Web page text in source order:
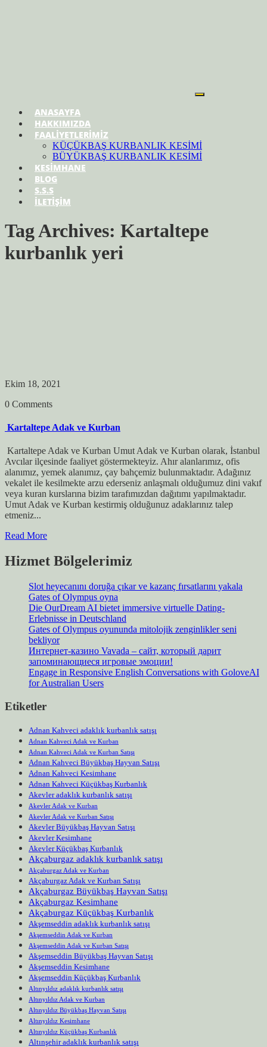
ANASAYFA
HAKKIMIZDA
FAALİYETLERİMİZ
KÜÇÜKBAŞ KURBANLIK KESİMİ
BÜYÜKBAŞ KURBANLIK KESİMİ
KESİMHANE
BLOG
S.S.S
İLETİŞİM
Tag Archives: Kartaltepe
kurbanlık yeri
Ekim 18, 2021
0 Comments
Kartaltepe Adak ve Kurban
Kartaltepe Adak ve Kurban Umut Adak ve Kurban olarak, İstanbul
Avcılar ilçesinde faaliyet göstermekteyiz. Ahır alanlarımız, ofis
alanımız, yemek alanımız, çay bahçemiz bulunmaktadır. Adağınız
vekalet ile kesilmekte arzu ederseniz anlaşmalı olduğumuz dini vakıf
veya kuran kurslarına bizim tarafımızdan dağıtımı yapılmaktadır.
Umut Adak ve Kurban kestirmiş olduğunuz adaklarınız talep
etmeniz...
Read More
Hizmet Bölgelerimiz
Slot heyecanını doruğa çıkar ve kazanç fırsatlarını yakala
Gates of Olympus oyna
Die OurDream AI bietet immersive virtuelle Dating-
Erlebnisse in Deutschland
Gates of Olympus oyununda mitolojik zenginlikler seni
bekliyor
Интернет-казино Vavada – сайт, который дарит
запоминающиеся игровые эмоции!
Engage in Responsive English Conversations with GoloveAI
for Australian Users
Etiketler
Adnan Kahveci adaklık kurbanlık satışı
Adnan Kahveci Adak ve Kurban
Adnan Kahveci Adak ve Kurban Satışı
Adnan Kahveci Büyükbaş Hayvan Satışı
Adnan Kahveci Kesimhane
Adnan Kahveci Küçükbaş Kurbanlık
Akevler adaklık kurbanlık satışı
Akevler Adak ve Kurban
Akevler Adak ve Kurban Satışı
Akevler Büyükbaş Hayvan Satışı
Akevler Kesimhane
Akevler Küçükbaş Kurbanlık
Akçaburgaz adaklık kurbanlık satışı
Akçaburgaz Adak ve Kurban
Akçaburgaz Adak ve Kurban Satışı
Akçaburgaz Büyükbaş Hayvan Satışı
Akçaburgaz Kesimhane
Akçaburgaz Küçükbaş Kurbanlık
Akşemseddin adaklık kurbanlık satışı
Akşemseddin Adak ve Kurban
Akşemseddin Adak ve Kurban Satışı
Akşemseddin Büyükbaş Hayvan Satışı
Akşemseddin Kesimhane
Akşemseddin Küçükbaş Kurbanlık
Altınyıldız adaklık kurbanlık satışı
Altınyıldız Adak ve Kurban
Altınyıldız Büyükbaş Hayvan Satışı
Altınyıldız Kesimhane
Altınyıldız Küçükbaş Kurbanlık
Altınşehir adaklık kurbanlık satışı